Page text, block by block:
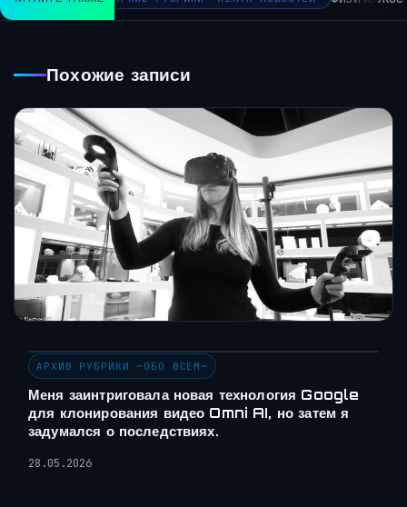
Похожие записи
АРХИВ РУБРИКИ ~ОБО ВСЕМ~
Меня заинтриговала новая технология Google
для клонирования видео Omni AI, но затем я
задумался о последствиях.
28.05.2026